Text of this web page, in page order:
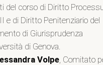
del corso di Diritto
e di Diritto Penitenziario del
di Giurisprudenza
di Genova.
Volpe, Comitato